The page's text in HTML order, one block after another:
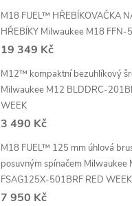
M18 FUEL™ HŘEBÍKOVAČKA
HŘEBÍKY Milwaukee M18 FFN-
19 349 Kč
M12™ kompaktní bezuhlíkový
Milwaukee M12 BLDDRC-
WEEK
3 490 Kč
M18 FUEL™ 125 mm úhlová
posuvným spínačem Milwaukee
FSAG125X-501BRF RED WEEK
7 950 Kč